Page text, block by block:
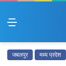
Menu
जबलपुर मध्य प्रदेश